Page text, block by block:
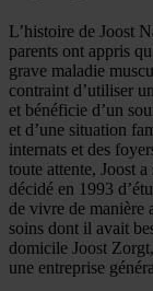
L’histoire de Joost
parents ont appris
grave maladie
contraint d’utiliser
et bénéficie d’un
et d’une situation
internats et des
toute attente, Joost
décidé en 1993
de vivre de manière
soins dont il avait
domicile Joost
une entreprise